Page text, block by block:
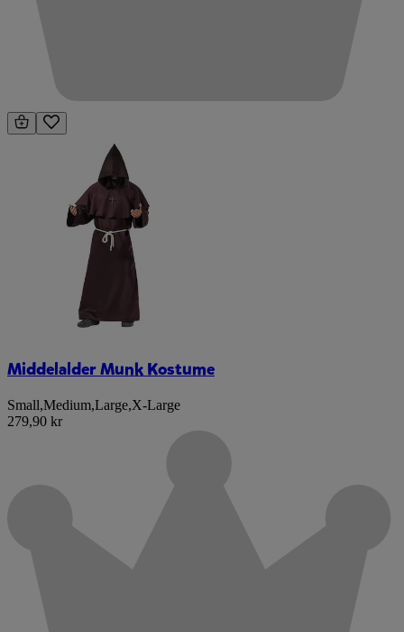
Middelalder Munk Kostume
Small,Medium,Large,X-Large
279,90 kr